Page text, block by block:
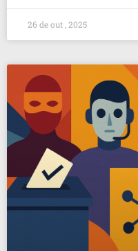
26 de out , 2025